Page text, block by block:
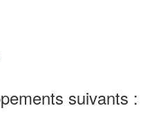
suivants :